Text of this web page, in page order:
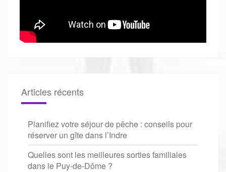
Articles récents
Planifiez votre séjour de pêche : conseils pour
réserver un gîte dans l’Indre
Quelles sont les meilleures sorties familiales
dans le Puy-de-Dôme ?